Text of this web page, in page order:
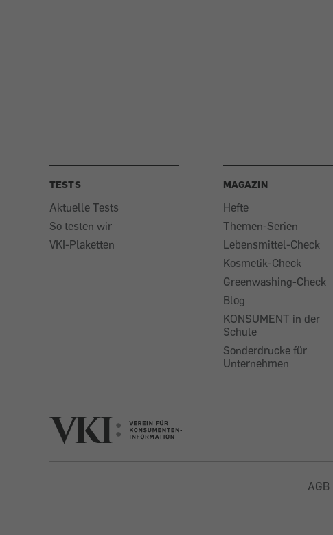
TESTS
Aktuelle Tests
So testen wir
VKI-Plaketten
MAGAZIN
Hefte
Themen-Serien
Lebensmittel-Check
Kosmetik-Check
Greenwashing-Check
Blog
KONSUMENT in der
Schule
Sonderdrucke für
Unternehmen
AGB